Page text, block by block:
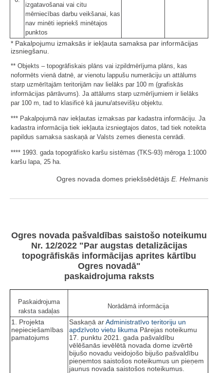
izgatavošanai vai citu
mērniecības darbu veikšanai, kas
nav minēti iepriekš minētajos
punktos
* Pakalpojumu izmaksās ir iekļauta samaksa par informācijas
izsniegšanu.
** Objekts – topogrāfiskais plāns vai izpildmērījuma plāns, kas
noformēts vienā datnē, ar vienotu lappušu numerāciju un attālums
starp uzmērītajām teritorijām nav lielāks par 100 m (grafiskās
informācijas pārrāvums). Ja attālums starp uzmērījumiem ir lielāks
par 100 m, tad to klasificē kā jaunu/atsevišķu objektu.
*** Pakalpojumā nav iekļautas izmaksas par kadastra informāciju. Ja
kadastra informācija tiek iekļauta izsniegtajos datos, tad tiek noteikta
papildus samaksa saskaņā ar Valsts zemes dienesta cenrādi.
**** 1993. gada topogrāfisko karšu sistēmas (TKS-93) mēroga 1:1000
karšu lapa, 25 ha.
Ogres novada domes priekšsēdētājs E. Helmanis
Ogres novada pašvaldības saistošo noteikumu
Nr. 12/2022 "Par augstas detalizācijas
topogrāfiskās informācijas aprites kārtību
Ogres novadā"
paskaidrojuma raksts
Paskaidrojuma
raksta sadaļas
Norādāmā informācija
1. Projekta
nepieciešamības
pamatojums
Saskaņā arAdministratīvo teritoriju un
apdzīvoto vietu likuma Pārejas noteikumu
17. punktu 2021. gada pašvaldību
vēlēšanās ievēlētā novada dome izvērtē
bijušo novadu veidojošo bijušo pašvaldību
pieņemtos saistošos noteikumus un pieņem
jaunus novada saistošos noteikumus.